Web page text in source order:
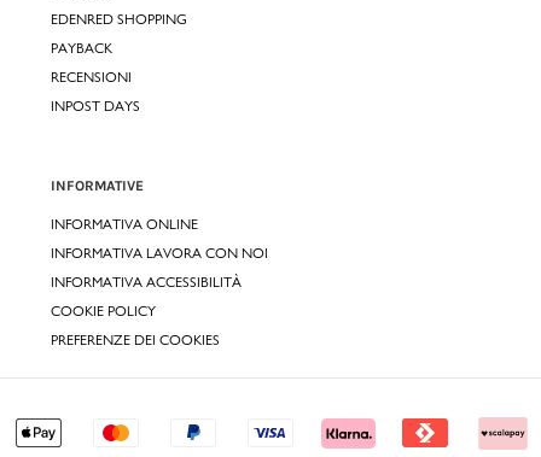
EDENRED SHOPPING
PAYBACK
RECENSIONI
INPOST DAYS
INFORMATIVE
INFORMATIVA ONLINE
INFORMATIVA LAVORA CON NOI
INFORMATIVA ACCESSIBILITÀ
COOKIE POLICY
PREFERENZE DEI COOKIES